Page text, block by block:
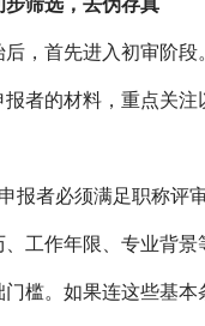
步筛选，去伪存真
，首先进入初审阶段
者的材料，重点关注
报者必须满足职称评
、工作年限、专业背景
门槛。如果连这些基本